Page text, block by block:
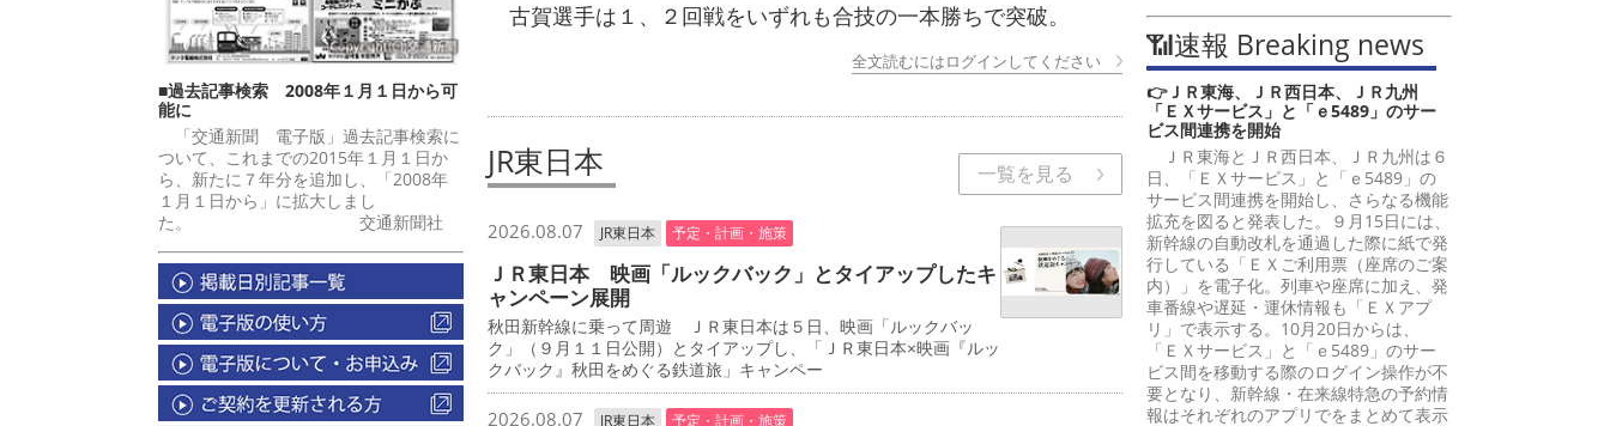
■過去記事検索 2008年１月１日から可
能に
「交通新聞 電子版」過去記事検索に
ついて、これまでの2015年１月１日か
ら、新たに７年分を追加し、「2008年
１月１日から」に拡大しまし
た。 交通新聞社
古賀選手は１、２回戦をいずれも合技の一本勝ちで突破。
全文読むにはログインしてください
JR東日本 一覧を見る
2026.08.07 JR東日本 予定・計画・施策
ＪＲ東日本 映画「ルックバック」とタイアップしたキ
ャンペーン展開
秋田新幹線に乗って周遊 ＪＲ東日本は５日、映画「ルックバッ
ク」（９月１１日公開）とタイアップし、「ＪＲ東日本×映画『ルッ
クバック』秋田をめぐる鉄道旅」キャンペー
2026.08.07 JR東日本 予定・計画・施策
📶速報 Breaking news
👉ＪＲ東海、ＪＲ西日本、ＪＲ九州
「ＥＸサービス」と「ｅ5489」のサー
ビス間連携を開始
ＪＲ東海とＪＲ西日本、ＪＲ九州は６
日、「ＥＸサービス」と「ｅ5489」の
サービス間連携を開始し、さらなる機能
拡充を図ると発表した。９月15日には、
新幹線の自動改札を通過した際に紙で発
行している「ＥＸご利用票（座席のご案
内）」を電子化。列車や座席に加え、発
車番線や遅延・運休情報も「ＥＸアプ
リ」で表示する。10月20日からは、
「ＥＸサービス」と「ｅ5489」のサー
ビス間を移動する際のログイン操作が不
要となり、新幹線・在来線特急の予約情
報はそれぞれのアプリでをまとめて表示